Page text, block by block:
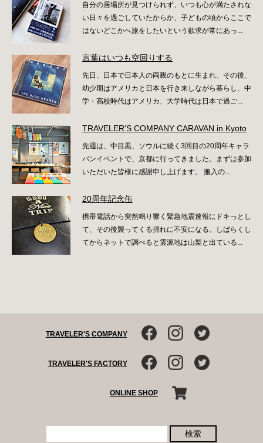
自分の居場所が見つけられず、いつも心が満たされな
い日々を過ごしていたからか、子どもの頃からここで
はないどこかへ旅をしたいという欲求が常にあっ...
言葉はいつも空回りする
先日、日本で日本人の両親のもとに生まれ、その後、
幼少期はアメリカと日本を行き来しながら暮らし、中
学・高校時代はアメリカ、大学時代は日本で過ご...
TRAVELER'S COMPANY CARAVAN in Kyoto
先週は、中目黒、ソウルに続く3回目の20周年キャラ
バンイベントで、京都に行ってきました。まずは参加
いただいた皆様に感謝申し上げます。 搬入の...
20周年記念缶
携帯電話から突然鳴り響く緊急地震速報にドキっとし
て、その後襲ってくる揺れに不安になる。しばらくし
てからネットで調べると震源地は山梨と出ている...
TRAVELER'S COMPANY
TRAVELER'S FACTORY
ONLINE SHOP
検索